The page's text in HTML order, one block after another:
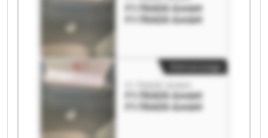
F1-TRADE-GmbH
F1-TRADE-GmbH
F1-TRADE-GmbH
F1-TRADE-GmbH
Kleinanzeige